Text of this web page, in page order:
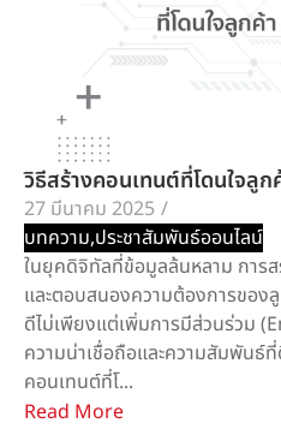
วิธีสร้างคอนเทนต์ที่โดนใจลูก
27 มีนาคม 2025 /
บทความ,ประชาสัมพันธ์ออนไลน์
ในยุคดิจิทัลที่ข้อมูลล้นหลาม การ
และตอบสนองความต้องการขอ
ดีไม่เพียงแต่เพิ่มการมีส่วนร่วม
ความน่าเชื่อถือและความสัมพันธ์
คอนเทนต์ที่โ...
Read More